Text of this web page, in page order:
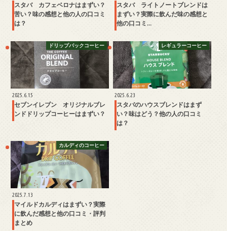
スタバ カフェベロナはまずい？
苦い？味の感想と他の人の口コミ
は？
スタバ ライトノートブレンドは
まずい？実際に飲んだ味の感想と
他の口コミ…
ドリップパックコーヒー
2025.6.15
セブンイレブン オリジナルブレ
ンドドリップコーヒーはまずい？
レギュラーコーヒー
2025.6.23
スタバのハウスブレンドはまず
い？味はどう？他の人の口コミ
は？
カルディのコーヒー
2025.7.13
マイルドカルディはまずい？実際
に飲んだ感想と他の口コミ・評判
まとめ